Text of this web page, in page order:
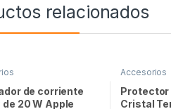
relacionados
de corriente
de 20 W Apple
Accesorios
Protector
Cristal